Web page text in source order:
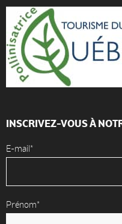
INSCRIVEZ-VOUS À
E-mail*
Prénom*